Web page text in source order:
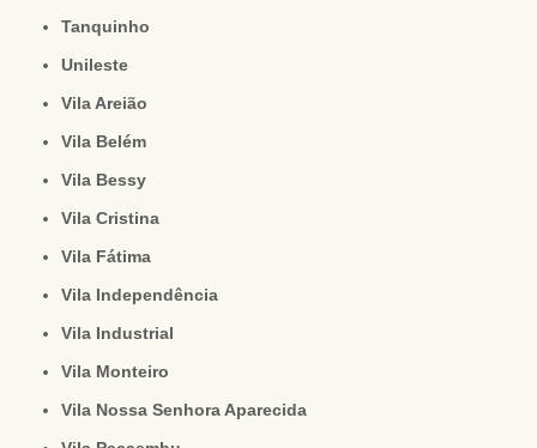
Tanquinho
Unileste
Vila Areião
Vila Belém
Vila Bessy
Vila Cristina
Vila Fátima
Vila Independência
Vila Industrial
Vila Monteiro
Vila Nossa Senhora Aparecida